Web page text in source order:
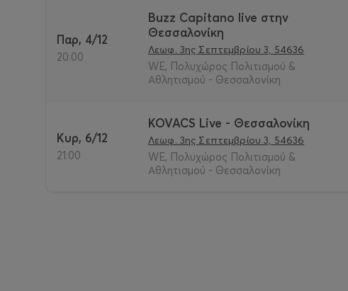
Παρ, 4/12
20:00
Buzz Capitano live στην
Θεσσαλονίκη
Λεωφ. 3ης Σεπτεμβρίου 3, 54636
WE, Πολυχώρος Πολιτισμού &
Αθλητισμού - Θεσσαλονίκη
Κυρ, 6/12
21:00
KOVACS Live - Θεσσαλονίκη
Λεωφ. 3ης Σεπτεμβρίου 3, 54636
WE, Πολυχώρος Πολιτισμού &
Αθλητισμού - Θεσσαλονίκη